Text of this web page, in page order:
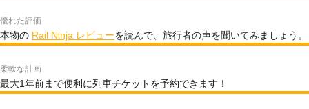
優れた評価
本物の Rail Ninja レビューを読んで、旅行者の声を聞いてみましょう。
柔軟な計画
最大1年前まで便利に列車チケットを予約できます！